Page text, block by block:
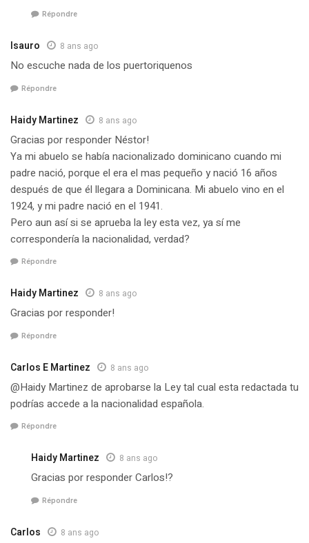
Répondre
Isauro 8 ans ago
No escuche nada de los puertoriquenos
Répondre
Haidy Martinez 8 ans ago
Gracias por responder Néstor!
Ya mi abuelo se había nacionalizado dominicano cuando mi
padre nació, porque el era el mas pequeño y nació 16 años
después de que él llegara a Dominicana. Mi abuelo vino en el
1924, y mi padre nació en el 1941.
Pero aun así si se aprueba la ley esta vez, ya sí me
correspondería la nacionalidad, verdad?
Répondre
Haidy Martinez 8 ans ago
Gracias por responder!
Répondre
Carlos E Martinez 8 ans ago
@Haidy Martinez de aprobarse la Ley tal cual esta redactada tu
podrías accede a la nacionalidad española.
Répondre
Haidy Martinez 8 ans ago
Gracias por responder Carlos!?
Répondre
Carlos 8 ans ago